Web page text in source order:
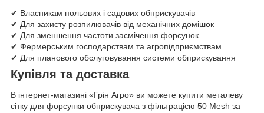
✔ Власникам польових і садових обприскувачів
✔ Для захисту розпилювачів від механічних домішок
✔ Для зменшення частоти засмічення форсунок
✔ Фермерським господарствам та агропідприємствам
✔ Для планового обслуговування системи обприскування
Купівля та доставка
В інтернет-магазині «Грін Агро» ви можете купити металеву
сітку для форсунки обприскувача з фільтрацією 50 Mesh за